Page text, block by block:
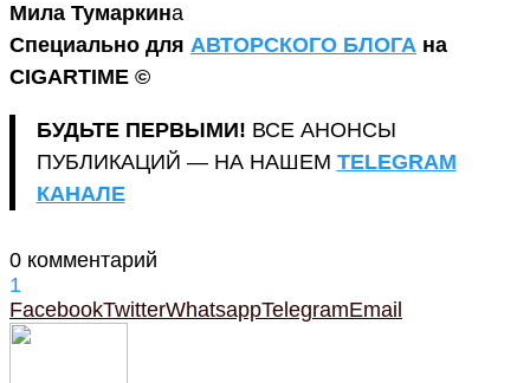
Мила Тумаркина
Специально для АВТОРСКОГО БЛОГА на
CIGARTIME ©
БУДЬТЕ ПЕРВЫМИ! ВСЕ АНОНСЫ
ПУБЛИКАЦИЙ — НА НАШЕМ TELEGRAM
КАНАЛЕ
0 комментарий
1
FacebookTwitterWhatsappTelegramEmail